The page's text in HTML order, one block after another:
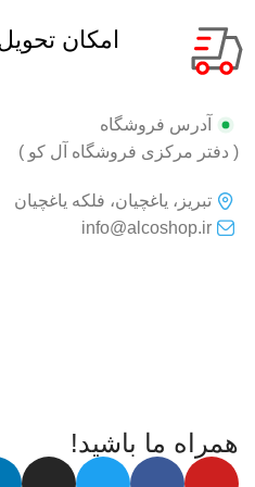
امکان
آدرس فروشگاه
( دفتر مرکزی فروشگاه آل کو )
تبریز، یاغچیان، فلکه یاغچیان
info@alcoshop.ir
همراه ما باشید!